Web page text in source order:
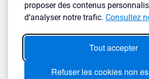
proposer des contenus
d’analyser notre trafic. Consultez
Tout accepter
Refuser les cookies non
Inscrivez vous à notre newsletter gratuite :